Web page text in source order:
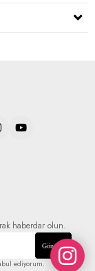
haberdar olun.
Gönder
ediyorum.